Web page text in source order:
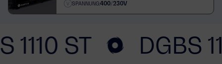
SPANNUNG:400/230V
1110 ST DGBS